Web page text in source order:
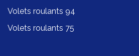
Volets roulants 94
Volets roulants 75